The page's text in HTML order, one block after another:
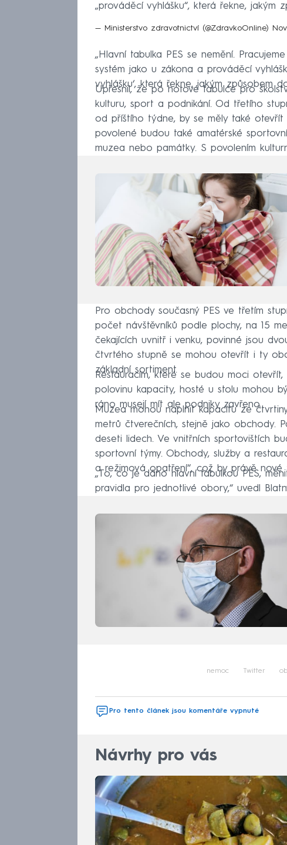
„prováděcí vyhlášku“, která řekne, jakým
— Ministerstvo zdravotnictví (@ZdravkoOnline)
„Hlavní tabulka PES se nemění.
systém jako u zákona a prováděcí
vyhlášku‘, která řekne, jakým způsobem
Upřesnil, že po hotové tabulce pro
kulturu, sport a podnikání. Od třetího
od příštího týdne, by se měly také otevřít
povolené budou také amatérské
muzea nebo památky. S povolením
Pro obchody současný PES ve třetím
počet návštěvníků podle plochy, na 15
čekajících uvnitř i venku, povinné jsou
čtvrtého stupně se mohou otevřít i ty
základní sortiment.
Restauracím, které se budou moci
polovinu kapacity, hosté u stolu mohou
ráno musejí mít ale podniky zavřeno.
Muzea mohou naplnit kapacitu ze
metrů čtverečních, stejně jako obchody.
deseti lidech. Ve vnitřních sportovištích
sportovní týmy. Obchody, služby a
a režimová opatření“, což by právě nové
„To, co je dáno hlavní tabulkou PES,
pravidla pro jednotlivé obory,“ uvedl
nemoc Twitter
Pro tento článek jsou komentáře vypnuté
Návrhy pro vás